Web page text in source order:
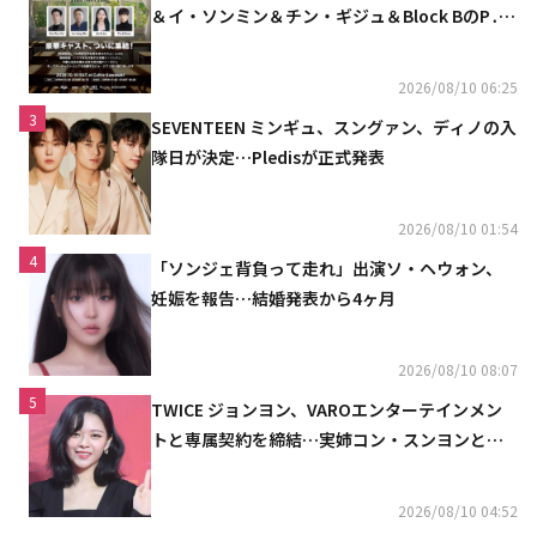
＆イ・ソンミン＆チン・ギジュ＆Block BのP․
2026/08/10 06:25
3
SEVENTEEN ミンギュ、スングァン、ディノの入
隊日が決定…Pledisが正式発表
2026/08/10 01:54
4
「ソンジェ背負って走れ」出演ソ・ヘウォン、
妊娠を報告…結婚発表から4ヶ月
2026/08/10 08:07
5
TWICE ジョンヨン、VAROエンターテインメン
トと専属契約を締結…実姉コン・スンヨンと同
2026/08/10 04:52